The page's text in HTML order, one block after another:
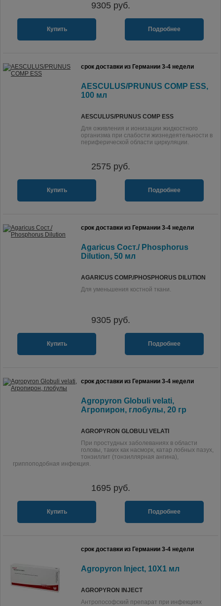
9305 руб.
Купить Подробнее
срок доставки из Германии 3-4 недели
AESCULUS/PRUNUS COMP ESS,
100 мл
AESCULUS/PRUNUS COMP ESS
Для оживления и ионизации жидкостного
организма при слабости жизнедеятельности в
периферической области циркуляции.
2575 руб.
Купить Подробнее
срок доставки из Германии 3-4 недели
Agaricus Сост./ Phosphorus
Dilution, 50 мл
AGARICUS COMP./PHOSPHORUS DILUTION
Для уменьшения костной ткани.
9305 руб.
Купить Подробнее
срок доставки из Германии 3-4 недели
Agropyron Globuli velati,
Агропирон, глобулы, 20 гр
AGROPYRON GLOBULI VELATI
При простудных заболеваниях в области
головы, таких как насморк, катар лобных пазух,
тонзиллит (тонзиллярная ангина),
гриппоподобная инфекция.
1695 руб.
Купить Подробнее
срок доставки из Германии 3-4 недели
Agropyron Inject, 10X1 мл
AGROPYRON INJECT
Антропософский препарат при инфекциях